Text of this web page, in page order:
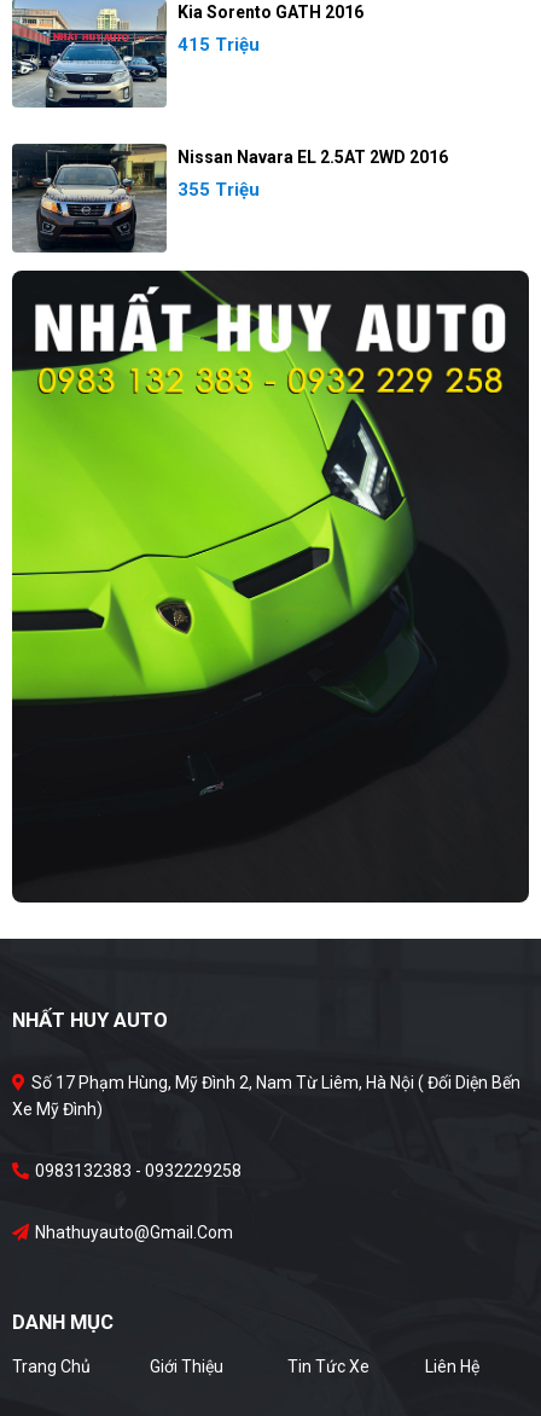
Kia Sorento GATH 2016
415 Triệu
Nissan Navara EL 2.5AT 2WD 2016
355 Triệu
NHẤT HUY AUTO
Số 17 Phạm Hùng, Mỹ Đình 2, Nam Từ Liêm, Hà Nội ( Đối Diện Bến
Xe Mỹ Đình)
0983132383 - 0932229258
Nhathuyauto@gmail.com
DANH MỤC
Trang Chủ Giới Thiệu Tin Tức Xe Liên Hệ